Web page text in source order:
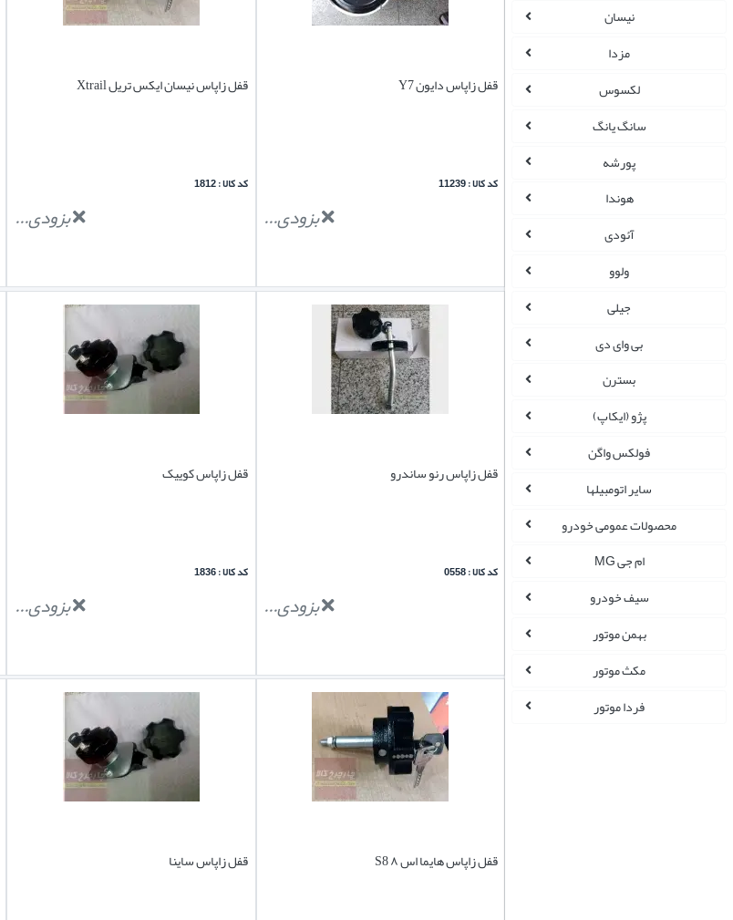
نیسان
مزدا
لکسوس
سانگ یانگ
پورشه
هوندا
آئودی
ولوو
جیلی
بی وای دی
بسترن
پژو (ایکاپ)
فولکس واگن
سایر اتومبیلها
محصولات عمومی خودرو
ام جی MG
سیف خودرو
بهمن موتور
مکث موتور
فردا موتور
قفل زاپاس دایون Y7
کد کالا : 11239
بزودی...
قفل زاپاس نیسان ایکس تریل Xtrail
کد کالا : 1812
بزودی...
قفل زاپاس رنو ساندرو
کد کالا : 0558
بزودی...
قفل زاپاس کوییک
کد کالا : 1836
بزودی...
قفل زاپاس هایما اس ۸ S8 قفل زاپاس ساینا